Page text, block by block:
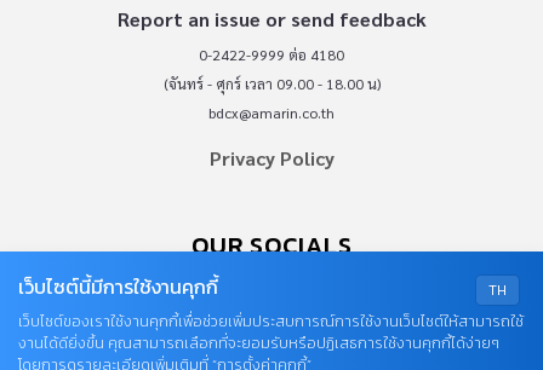
Report an issue or send feedback
0-2422-9999 ต่อ 4180
(จันทร์ - ศุกร์ เวลา 09.00 - 18.00 น)
bdcx@amarin.co.th
Privacy Policy
OUR SOCIALS
TH
เว็บไซต์นี้มีการใช้งานคุกกี้
เว็บไซต์ของเราใช้งานคุกกี้เพื่อช่วยเพิ่มประสบการณ์การใช้งานเว็บไซต์ให้สามารถใช้
งานได้ดียิ่งขึ้น คุณสามารถเลือกที่จะยอมรับหรือปฏิเสธการใช้งานคุกกี้ได้ง่ายๆ
โดยการดูรายละเอียดเพิ่มเติมที่ “การตั้งค่าคุกกี้”